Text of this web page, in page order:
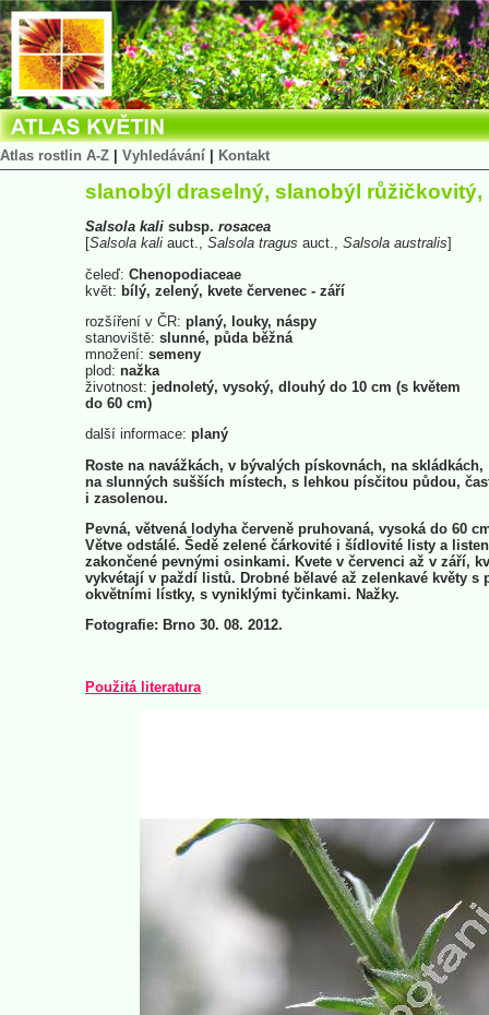
Atlas rostlin A-Z Vyhledávání Kontakt
slanobýl draselný, slanobýl
Salsola kali subsp. rosacea
[Salsola kali auct., Salsola tragus auct., Salsola australis]
čeleď: Chenopodiaceae
květ: bílý, zelený, kvete červenec - září
rozšíření v ČR: planý, louky, náspy
stanoviště: slunné, půda běžná
množení: semeny
plod: nažka
životnost: jednoletý, vysoký, dlouhý do 10 cm (s květem
do 60 cm)
další informace: planý
Roste na navážkách, v bývalých pískovnách, na skládkách,
na slunných sušších místech, s lehkou písčitou půdou,
i zasolenou.
Pevná, větvená lodyha červeně pruhovaná, vysoká do 60
Větve odstálé. Šedě zelené čárkovité i šídlovité listy a
zakončené pevnými osinkami. Kvete v červenci až v září,
vykvétají v paždí listů. Drobné bělavé až zelenkavé květy s
okvětními lístky, s vyniklými tyčinkami. Nažky.
Fotografie: Brno 30. 08. 2012.
Použitá literatura